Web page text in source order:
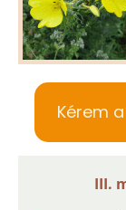
Kérem
III.